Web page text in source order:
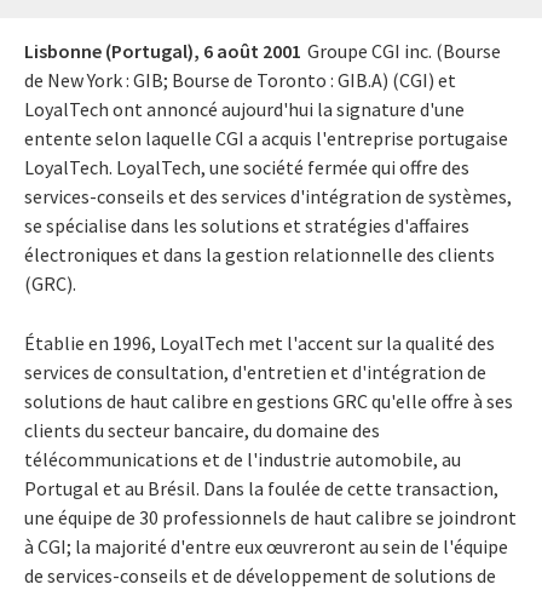
Lisbonne (Portugal), 6 août 2001 Groupe CGI inc. (Bourse
de New York : GIB; Bourse de Toronto : GIB.A) (CGI) et
LoyalTech ont annoncé aujourd'hui la signature d'une
entente selon laquelle CGI a acquis l'entreprise portugaise
LoyalTech. LoyalTech, une société fermée qui offre des
services-conseils et des services d'intégration de systèmes,
se spécialise dans les solutions et stratégies d'affaires
électroniques et dans la gestion relationnelle des clients
(GRC).
Établie en 1996, LoyalTech met l'accent sur la qualité des
services de consultation, d'entretien et d'intégration de
solutions de haut calibre en gestions GRC qu'elle offre à ses
clients du secteur bancaire, du domaine des
télécommunications et de l'industrie automobile, au
Portugal et au Brésil. Dans la foulée de cette transaction,
une équipe de 30 professionnels de haut calibre se joindront
à CGI; la majorité d'entre eux œuvreront au sein de l'équipe
de services-conseils et de développement de solutions de